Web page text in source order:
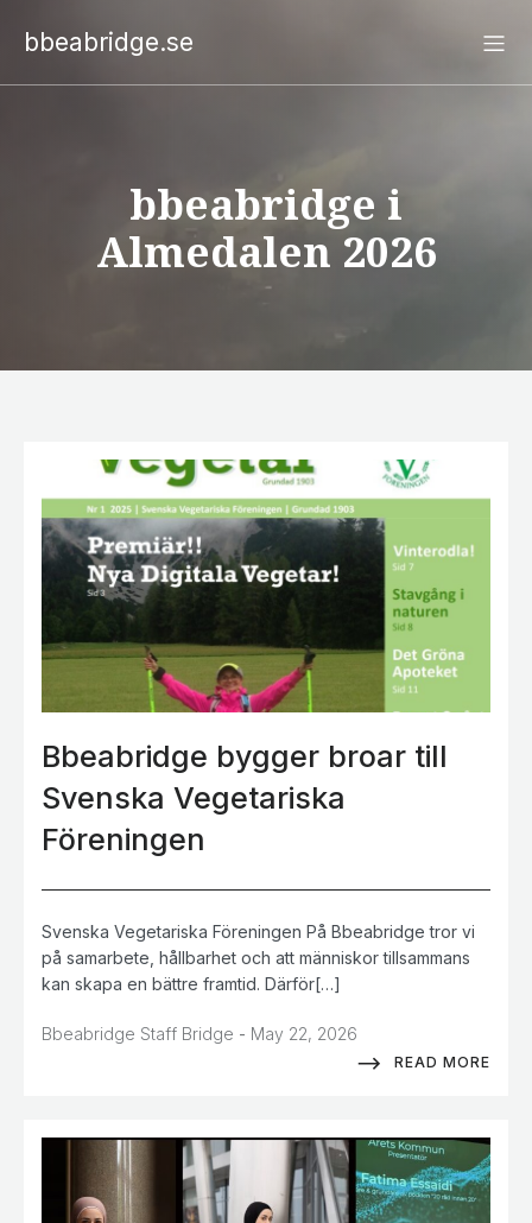
bbeabridge.se
bbeabridge i
Almedalen 2026
Bbeabridge bygger broar till
Svenska Vegetariska
Föreningen
Svenska Vegetariska Föreningen På Bbeabridge tror vi
på samarbete, hållbarhet och att människor tillsammans
kan skapa en bättre framtid. Därför[…]
Bbeabridge Staff Bridge - May 22, 2026
READ MORE